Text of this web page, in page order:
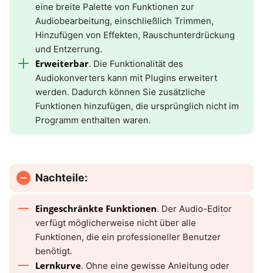
eine breite Palette von Funktionen zur
Audiobearbeitung, einschließlich Trimmen,
Hinzufügen von Effekten, Rauschunterdrückung
und Entzerrung.
Erweiterbar. Die Funktionalität des
Audiokonverters kann mit Plugins erweitert
werden. Dadurch können Sie zusätzliche
Funktionen hinzufügen, die ursprünglich nicht im
Programm enthalten waren.
Nachteile:
Eingeschränkte Funktionen. Der Audio-Editor
verfügt möglicherweise nicht über alle
Funktionen, die ein professioneller Benutzer
benötigt.
Lernkurve. Ohne eine gewisse Anleitung oder